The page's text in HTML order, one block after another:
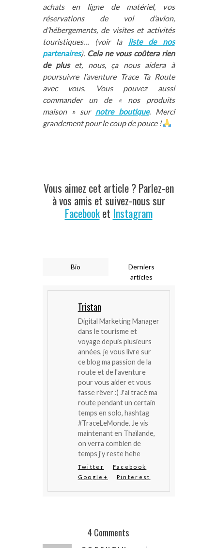
achats en ligne de matériel, vos
réservations de vol d’avion,
d’hébergements, de visites et activités
touristiques… (voir la liste de nos
partenaires). Cela ne vous coûtera rien
de pluset, nous, ça nous aidera à
poursuivre l’aventure Trace Ta Route
avec vous. Vous pouvez aussi
commander un de « nos produits
maison » sur notre boutique. Merci
grandement pour le coup de pouce !
Vous aimez cet article ? Parlez-en
à vos amis et suivez-nous sur
Facebooket Instagram
Bio
Derniers
articles
Tristan
Digital Marketing Manager
dans le tourisme et
voyage depuis plusieurs
années, je vous livre sur
ce blog ma passion de la
route et de l'aventure
pour vous aider et vous
fasse rêver :) J'ai tracé ma
route pendant un certain
temps en solo, hashtag
#TraceLeMonde. Je vis
maintenant en Thaïlande,
on verra combien de
temps j'y reste hehe
Twitter
Facebook
Google+
Pinterest
4 Comments